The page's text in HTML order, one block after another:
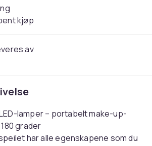
kjøp
av
lamper – portabelt make-up-
grader
har alle egenskapene som du